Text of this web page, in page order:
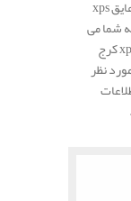
شما می
فروشند. در نتیجه در هنگام خرید فوم xps کرج
نظر